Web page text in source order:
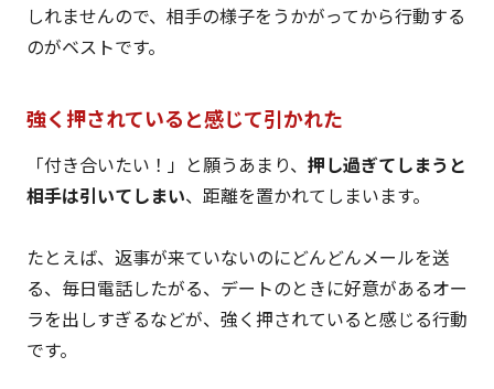
しれませんので、相手の様子をうかがってから行動する
のがベストです。
強く押されていると感じて引かれた
「付き合いたい！」と願うあまり、 押し過ぎてしまうと
相手は引いてしまい、距離を置かれてしまいます。
たとえば、返事が来ていないのにどんどんメールを送
る、毎日電話したがる、デートのときに好意があるオー
ラを出しすぎるなどが、強く押されていると感じる行動
です。